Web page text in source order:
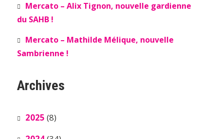
Mercato – Alix Tignon, nouvelle gardienne
du SAHB !
Mercato – Mathilde Mélique, nouvelle
Sambrienne !
Archives
2025 (8)